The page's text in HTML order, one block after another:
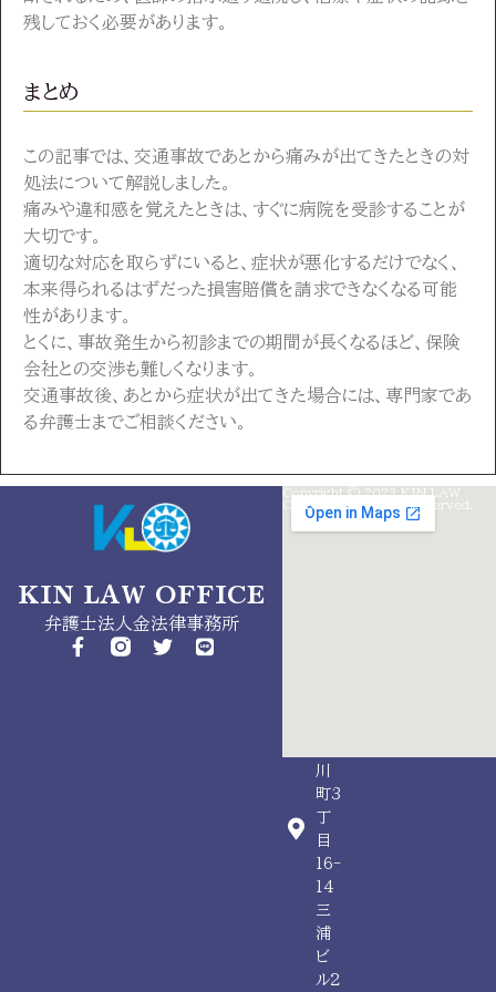
残しておく必要があります。
まとめ
この記事では、交通事故であとから痛みが出てきたときの対
処法について解説しました。
痛みや違和感を覚えたときは、すぐに病院を受診することが
大切です。
適切な対応を取らずにいると、症状が悪化するだけでなく、
本来得られるはずだった損害賠償を請求できなくなる可能
性があります。
とくに、事故発生から初診までの期間が長くなるほど、保険
会社との交渉も難しくなります。
交通事故後、あとから症状が出てきた場合には、専門家であ
る弁護士までご相談ください。
KIN LAW OFFICE
弁護士法人金法律事務所
info@kinlaw.jp
050-
川
町3
丁
目
16-
14
三
浦
ビ
ル2
Copyright © 2023 KIN LAW
OffICES. All Rights Reserved.